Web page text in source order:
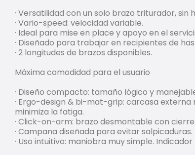
· Versatilidad con un solo brazo triturador, sin
· Vario-speed: velocidad variable.
· Ideal para mise en place y apoyo en el
· Diseñado para trabajar en recipientes de
· 2 longitudes de brazos disponibles.
Máxima comodidad para el usuario
· Diseño compacto: tamaño lógico y
· Ergo-design & bi-mat-grip: carcasa
minimiza la fatiga.
· Click-on-arm: brazo desmontable con
· Campana diseñada para evitar salpicaduras.
· Uso intuitivo: maniobra muy simple.